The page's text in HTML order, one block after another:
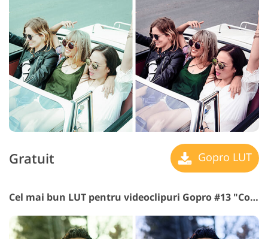
Gratuit Gopro LUT
Cel mai bun LUT pentru videoclipuri Gopro #13 "Cold Shadows"